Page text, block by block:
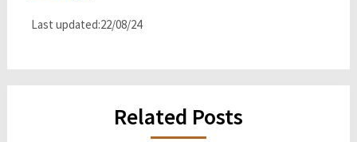
Last updated:22/08/24
Related Posts